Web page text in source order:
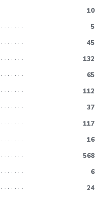
10
5
45
132
65
112
37
117
16
568
6
24